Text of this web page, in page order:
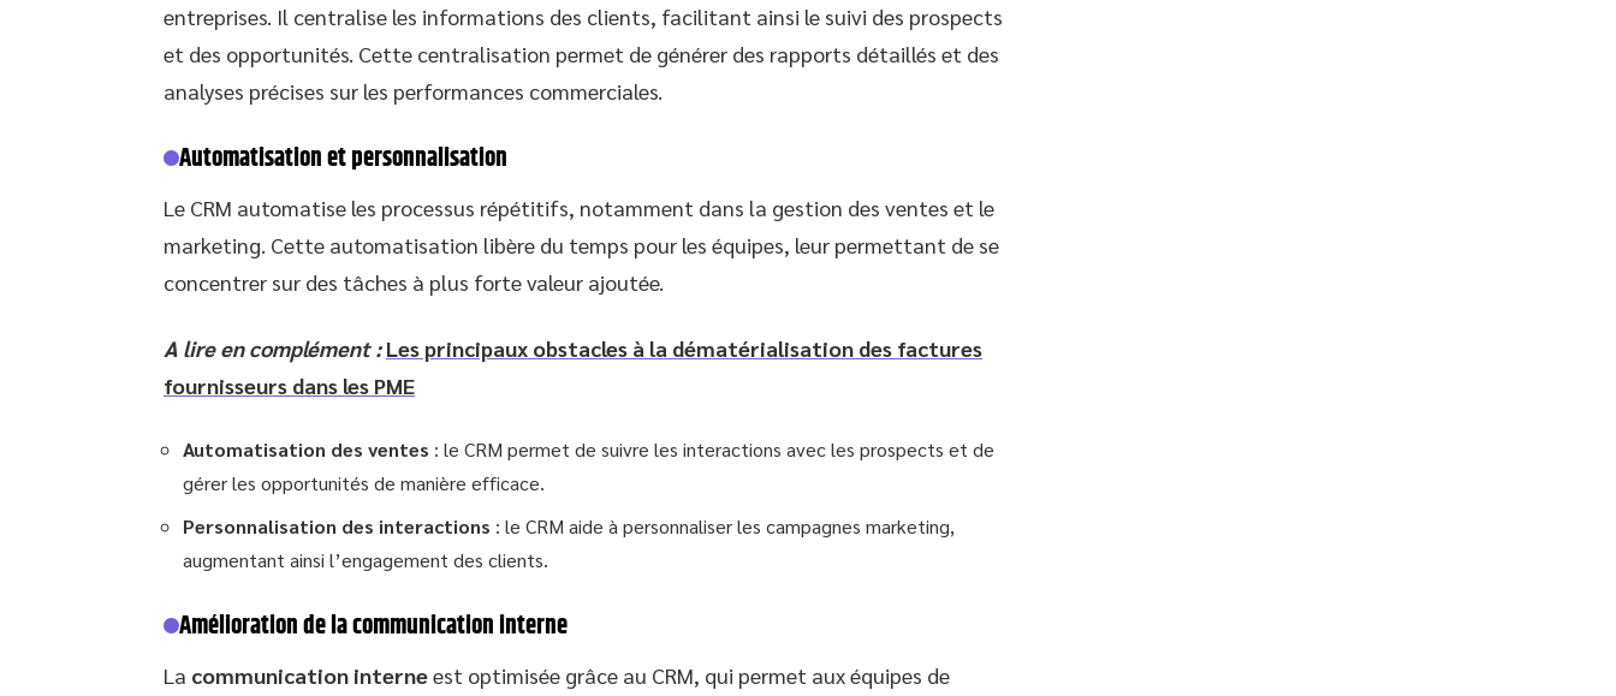
entreprises. Il centralise les informations des clients, facilitant ainsi le suivi des prospects
et des opportunités. Cette centralisation permet de générer des rapports détaillés et des
analyses précises sur les performances commerciales.
Automatisation et personnalisation
Le CRM automatise les processus répétitifs, notamment dans la gestion des ventes et le
marketing. Cette automatisation libère du temps pour les équipes, leur permettant de se
concentrer sur des tâches à plus forte valeur ajoutée.
A lire en complément : Les principaux obstacles à la dématérialisation des factures
fournisseurs dans les PME
Automatisation des ventes : le CRM permet de suivre les interactions avec les prospects et de
gérer les opportunités de manière efficace.
Personnalisation des interactions : le CRM aide à personnaliser les campagnes marketing,
augmentant ainsi l’engagement des clients.
Amélioration de la communication interne
La communication interneest optimisée grâce au CRM, qui permet aux équipes de